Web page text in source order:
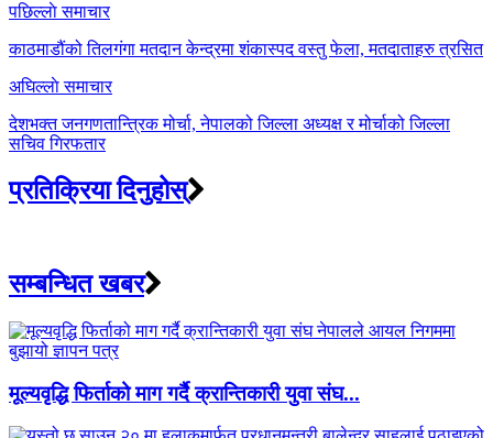
Post
navigation
पछिल्लाे समाचार
काठमाडौंको तिलगंगा मतदान केन्द्रमा शंकास्पद वस्तु फेला, मतदाताहरु त्रसित
अघिल्लाे समाचार
देशभक्त जनगणतान्त्रिक मोर्चा, नेपालको जिल्ला अध्यक्ष र मोर्चाको जिल्ला
सचिव गिरफतार
प्रतिक्रिया दिनुहोस्
सम्बन्धित खबर
मूल्यवृद्धि फिर्ताको माग गर्दै क्रान्तिकारी युवा संघ...